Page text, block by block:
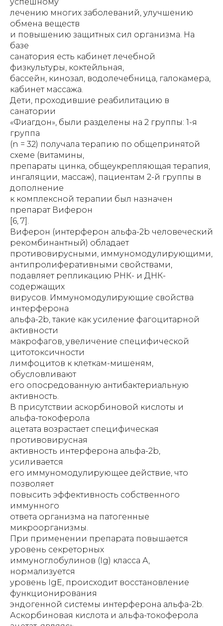
лечению многих заболеваний, улучшению
обмена веществ
и повышению защитных сил организма. На
базе
санатория есть кабинет лечебной
физкультуры, коктейльная,
бассейн, кинозал, водолечебница, галокамера,
кабинет массажа.
Дети, проходившие реабилитацию в
санатории
«Фиагдон», были разделены на 2 группы: 1-я
группа
(n = 32) получала терапию по общепринятой
схеме (витамины,
препараты цинка, общеукрепляющая терапия,
ингаляции, массаж), пациентам 2-й группы в
дополнение
к комплексной терапии был назначен
препарат Виферон
[6, 7].
Виферон (интерферон альфа-2b человеческий
рекомбинантный) обладает
противовирусными, иммуномодулирующими,
антипролиферативными свойствами,
подавляет репликацию РНК- и ДНК-
содержащих
вирусов. Иммуномодулирующие свойства
интерферона
альфа-2b, такие как усиление фагоцитарной
активности
макрофагов, увеличение специфической
цитотоксичности
лимфоцитов к клеткам-мишеням,
обусловливают
его опосредованную антибактериальную
активность.
В присутствии аскорбиновой кислоты и
альфа-токоферола
ацетата возрастает специфическая
противовирусная
активность интерферона альфа-2b,
усиливается
его иммуномодулирующее действие, что
позволяет
повысить эффективность собственного
иммунного
ответа организма на патогенные
микроорганизмы.
При применении препарата повышается
уровень секреторных
иммуноглобулинов (Ig) класса А,
нормализуется
уровень IgЕ, происходит восстановление
функционирования
эндогенной системы интерферона альфа-2b.
Аскорбиновая кислота и альфа-токоферола